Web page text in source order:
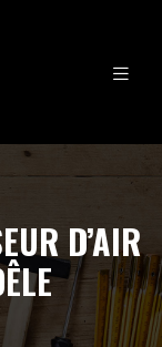
D’AIR